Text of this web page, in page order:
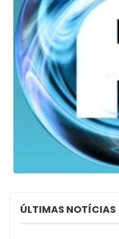
ÚLTIMAS NOTÍCIAS